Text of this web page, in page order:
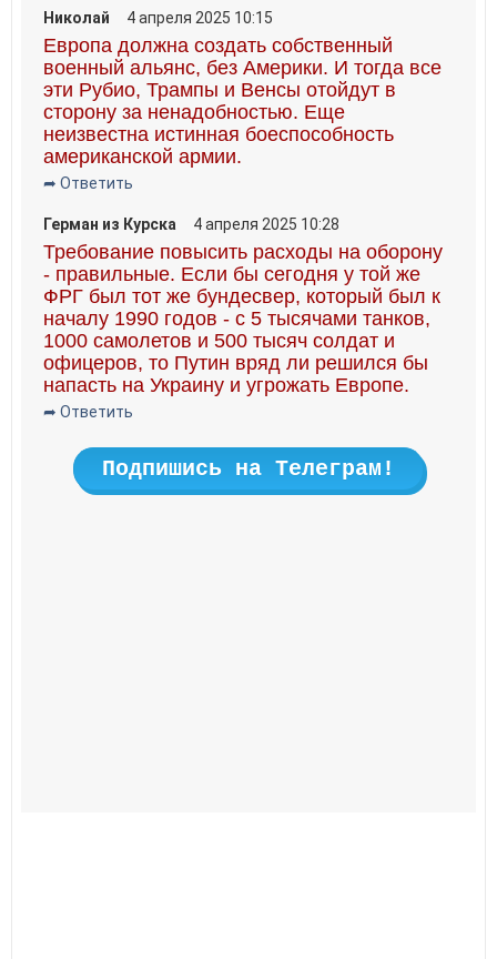
Николай 4 апреля 2025 10:15
Европа должна создать собственный
военный альянс, без Америки. И тогда все
эти Рубио, Трампы и Венсы отойдут в
сторону за ненадобностью. Еще
неизвестна истинная боеспособность
американской армии.
➦ Ответить
Герман из Курска 4 апреля 2025 10:28
Требование повысить расходы на оборону
- правильные. Если бы сегодня у той же
ФРГ был тот же бундесвер, который был к
началу 1990 годов - с 5 тысячами танков,
1000 самолетов и 500 тысяч солдат и
офицеров, то Путин вряд ли решился бы
напасть на Украину и угрожать Европе.
➦ Ответить
Подпишись на Телеграм!